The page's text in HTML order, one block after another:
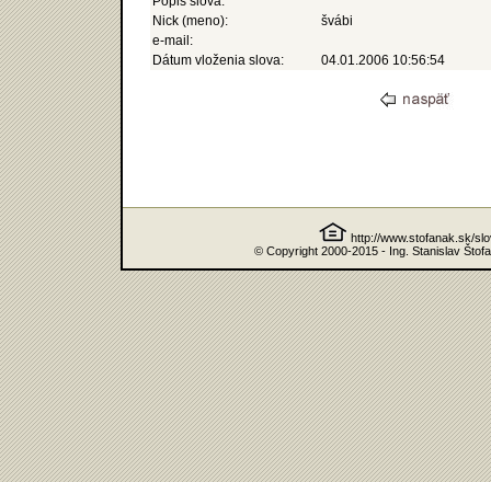
Nick (meno):
švábi
e-mail:
Dátum vloženia slova:
04.01.2006 10:56:54
http://www.stofanak.sk/
© Copyright 2000-2015 - Ing. Stanislav